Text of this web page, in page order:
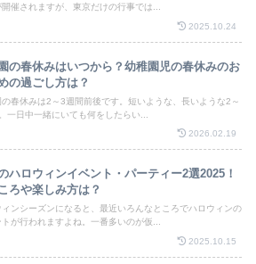
開催されますが、東京だけの行事では...
2025.10.24
の春休みはいつから？幼稚園児の春休みのお
の過ごし方は？
春休みは2～3週間前後です。短いような、長いような2～
一日中一緒にいても何をしたらい...
2026.02.19
ハロウィンイベント・パーティー2選2025！
ろや楽しみ方は？
ィンシーズンになると、最近いろんなところでハロウィンの
トが行われますよね。一番多いのが仮...
2025.10.15